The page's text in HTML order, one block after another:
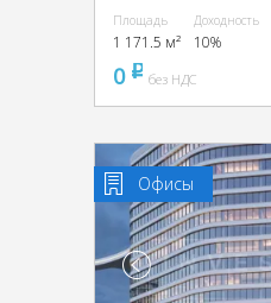
Площадь
1 171.5 м²
Доходность
10%
0 pуббез НДС
Офисы